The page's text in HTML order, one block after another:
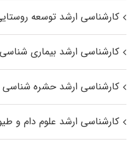
کارشناسی ارشد توسعه
کارشناسی ارشد بیماری‌
کارشناسی ارشد حشره‌ شناسی
کارشناسی ارشد علوم دام و